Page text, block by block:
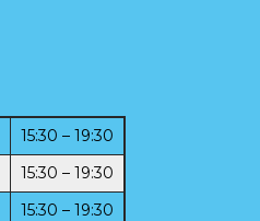
15:30 – 19:30
15:30 – 19:30
15:30 – 19:30